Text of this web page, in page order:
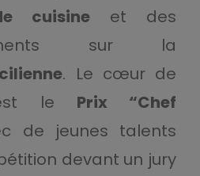
cuisine et des
sur la
. Le cœur de
est le Prix “Chef
de jeunes talents
devant un jury